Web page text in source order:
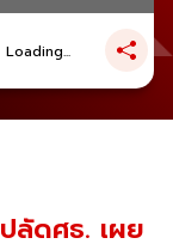
Loading...
ลัดศธ. เผย